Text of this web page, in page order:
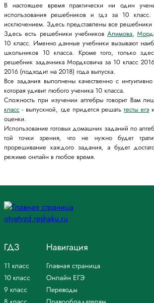
В настоящее время практически ни один
использования решебников и гдз за 10 класс.
исключением. Здесь представлены все решебники
Здесь есть решебники учебниковАлимова,
10 класс. Именно данные учебники вызывают
школьников 10 класса. Кроме того, только
решебник задачника Мордковича за 10 класс
2016 (подходит на 2018) года выпуска.
Все задания выполнены качественно с
которая удивит любого ученика 10 класса.
Сложность при изучении алгебры говорит Вам
класс - выпускной, где придется решатьтесты егэ
оценки.
Использование готовых домашних заданий по
той точки зрения, что не нужно будет
прорешивание каждого задания, а будет
режиме онлайн в любое время.
ГДЗ
11 класс
10 класс
9 класс
Навигация
Главная страница
Онлайн ЕГЭ
Переводы